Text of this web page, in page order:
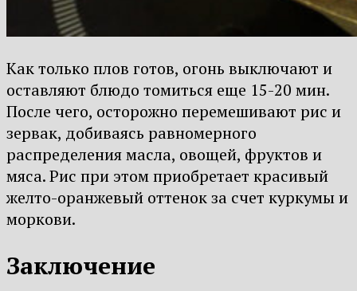
Как только плов готов, огонь выключают и
оставляют блюдо томиться еще 15-20 мин.
После чего, осторожно перемешивают рис и
зервак, добиваясь равномерного
распределения масла, овощей, фруктов и
мяса. Рис при этом приобретает красивый
желто-оранжевый оттенок за счет куркумы и
моркови.
Заключение